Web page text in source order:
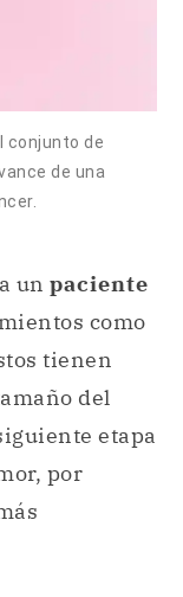
conjunto de
de una
un paciente
como
tienen
del
etapa
por